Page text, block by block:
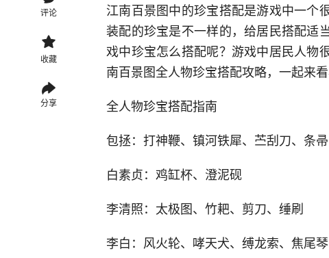
评论
收藏
分享
江南百景图中的珍宝搭配是游戏中一个
装配的珍宝是不一样的，给居民搭配适
戏中珍宝怎么搭配呢？游戏中居民人物
南百景图全人物珍宝搭配攻略，一起来看
全人物珍宝搭配指南
包拯：打神鞭、镇河铁犀、苎刮刀、条帚
白素贞：鸡缸杯、澄泥砚
李清照：太极图、竹耙、剪刀、缍刷
李白：风火轮、哮天犬、缚龙索、焦尾琴